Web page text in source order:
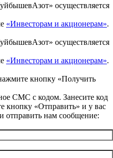
осуществляется
«Инвесторам и акционерам».
осуществляется
«Инвесторам и акционерам».
кнопку «Получить
СМС с кодом. Занесите код
кнопку «Отправить» и у вас
отправить нам сообщение: